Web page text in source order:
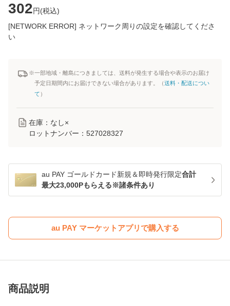
302円(税込)
[NETWORK ERROR] ネットワーク周りの設定を確認してくださ
い
※一部地域・離島につきましては、送料が発生する場合や表示のお届け
予定日期間内にお届けできない場合があります。（送料・配送につい
て ）
在庫：なし×
ロットナンバー： 527028327
au PAY ゴールドカード新規＆即時発行限定合計
最大23,000Pもらえる※諸条件あり
au PAY マーケットアプリで購入する
商品説明